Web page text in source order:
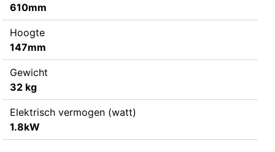
610mm
Hoogte
147mm
Gewicht
32 kg
Elektrisch vermogen (watt)
1.8kW